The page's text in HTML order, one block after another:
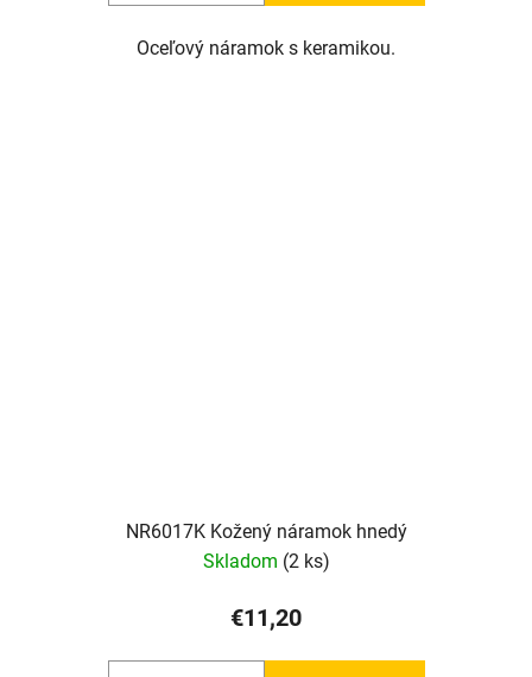
Oceľový náramok s keramikou.
NR6017K Kožený náramok hnedý
Skladom (2 ks)
€11,20